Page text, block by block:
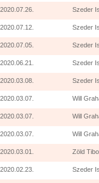
2020.07.26. Szeder
2020.07.12. Szeder
2020.07.05. Szeder
2020.06.21. Szeder
2020.03.08. Szeder
2020.03.07. Will
2020.03.07. Will
2020.03.07. Will
2020.03.01. Zöld
2020.02.23. Szeder